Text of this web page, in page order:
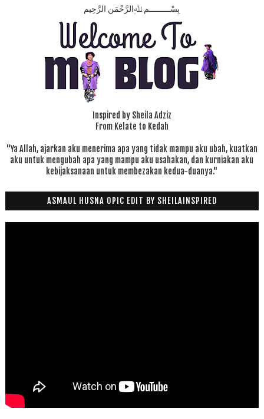
بِسْـــــــــمِ ﷲِالرَّحْمَنِ الرَّحِيم
Inspired by Sheila Adziz
From Kelate to Kedah
"Ya Allah, ajarkan aku menerima apa yang tidak mampu aku ubah, kuatkan
aku untuk mengubah apa yang mampu aku usahakan, dan kurniakan aku
kebijaksanaan untuk membezakan kedua-duanya."
ASMAUL HUSNA OPIC EDIT BY SHEILAINSPIRED